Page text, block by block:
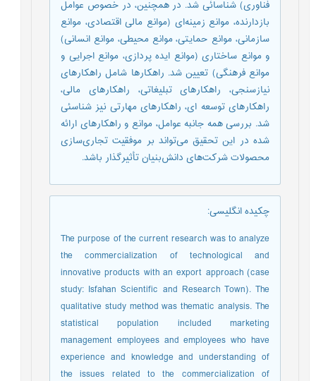
فناوری) شناسائی شد. در همچنین، در خصوص عوامل
بازدارنده، موانع زمینه‌ای (موانع مالی اقتصادی، موانع
سازمانی، موانع حمایتی، موانع محیطی، موانع انسانی)
و موانع ساختاری (موانع ایده پردازی، موانع اجرایی و
موانع فرهنگی) تعیین شد. راهکارها شامل راهکارهای
نیازسنجی، راهکارهای تبلیغاتی، راهکارهای مالی،
راهکارهای توسعه ای، راهکارهای مهارتی نیز شناسئی
شد. بررسی همه جانبه عوامل، موانع و راهکارهای ارائه
شده در این تحقیق می‌تواند بر موفقيت تجاری‌سازی
محصولات شرکت‌های دانش‌بنیان تأثیرگذار باشد.
چکیده انگلیسی:
The purpose of the current research was to analyze
the commercialization of technological and
innovative products with an export approach (case
study: Isfahan Scientific and Research Town). The
qualitative study method was thematic analysis. The
statistical population included marketing
management employees and employees who have
experience and knowledge and understanding of
the issues related to the commercialization of